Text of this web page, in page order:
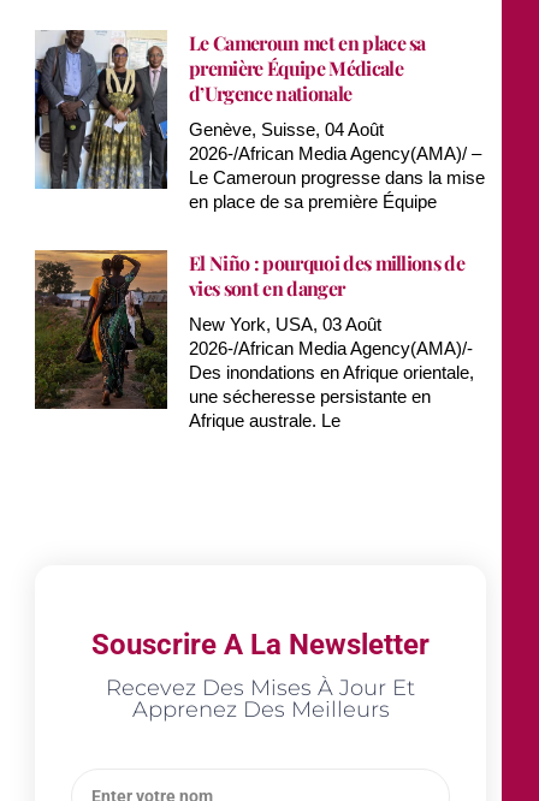
Le Cameroun met en place sa
première Équipe Médicale
d’Urgence nationale
Genève, Suisse, 04 Août
2026-/African Media Agency(AMA)/ –
Le Cameroun progresse dans la mise
en place de sa première Équipe
El Niño : pourquoi des millions de
vies sont en danger
New York, USA, 03 Août
2026-/African Media Agency(AMA)/-
Des inondations en Afrique orientale,
une sécheresse persistante en
Afrique australe. Le
Souscrire A La Newsletter
Recevez Des Mises À Jour Et
Apprenez Des Meilleurs